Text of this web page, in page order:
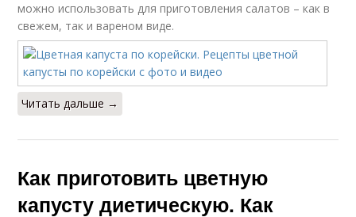
можно использовать для приготовления салатов – как в
свежем, так и вареном виде.
Читать дальше →
Как приготовить цветную
капусту диетическую. Как